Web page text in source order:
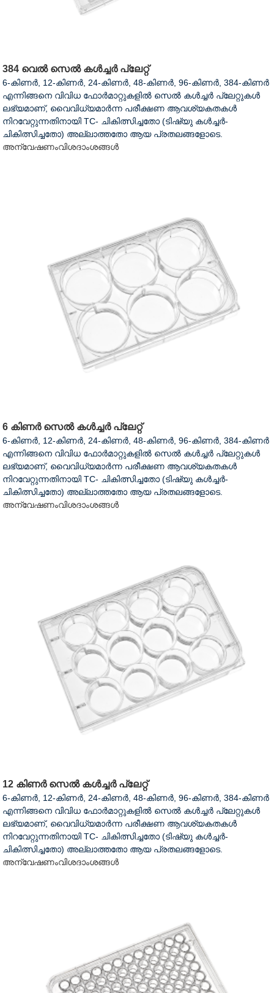
384 വെൽ സെൽ കൾച്ചർ പ്ലേറ്റ്
6-കിണർ, 12-കിണർ, 24-കിണർ, 48-കിണർ, 96-കിണർ, 384-കിണർ
എന്നിങ്ങനെ വിവിധ ഫോർമാറ്റുകളിൽ സെൽ കൾച്ചർ പ്ലേറ്റുകൾ
ലഭ്യമാണ്, വൈവിധ്യമാർന്ന പരീക്ഷണ ആവശ്യകതകൾ
നിറവേറ്റുന്നതിനായി TC- ചികിത്സിച്ചതോ (ടിഷ്യു കൾച്ചർ-
ചികിത്സിച്ചതോ) അല്ലാത്തതോ ആയ പ്രതലങ്ങളോടെ.
അന്വേഷണംവിശദാംശങ്ങൾ
6 കിണർ സെൽ കൾച്ചർ പ്ലേറ്റ്
6-കിണർ, 12-കിണർ, 24-കിണർ, 48-കിണർ, 96-കിണർ, 384-കിണർ
എന്നിങ്ങനെ വിവിധ ഫോർമാറ്റുകളിൽ സെൽ കൾച്ചർ പ്ലേറ്റുകൾ
ലഭ്യമാണ്, വൈവിധ്യമാർന്ന പരീക്ഷണ ആവശ്യകതകൾ
നിറവേറ്റുന്നതിനായി TC- ചികിത്സിച്ചതോ (ടിഷ്യു കൾച്ചർ-
ചികിത്സിച്ചതോ) അല്ലാത്തതോ ആയ പ്രതലങ്ങളോടെ.
അന്വേഷണംവിശദാംശങ്ങൾ
12 കിണർ സെൽ കൾച്ചർ പ്ലേറ്റ്
6-കിണർ, 12-കിണർ, 24-കിണർ, 48-കിണർ, 96-കിണർ, 384-കിണർ
എന്നിങ്ങനെ വിവിധ ഫോർമാറ്റുകളിൽ സെൽ കൾച്ചർ പ്ലേറ്റുകൾ
ലഭ്യമാണ്, വൈവിധ്യമാർന്ന പരീക്ഷണ ആവശ്യകതകൾ
നിറവേറ്റുന്നതിനായി TC- ചികിത്സിച്ചതോ (ടിഷ്യു കൾച്ചർ-
ചികിത്സിച്ചതോ) അല്ലാത്തതോ ആയ പ്രതലങ്ങളോടെ.
അന്വേഷണംവിശദാംശങ്ങൾ